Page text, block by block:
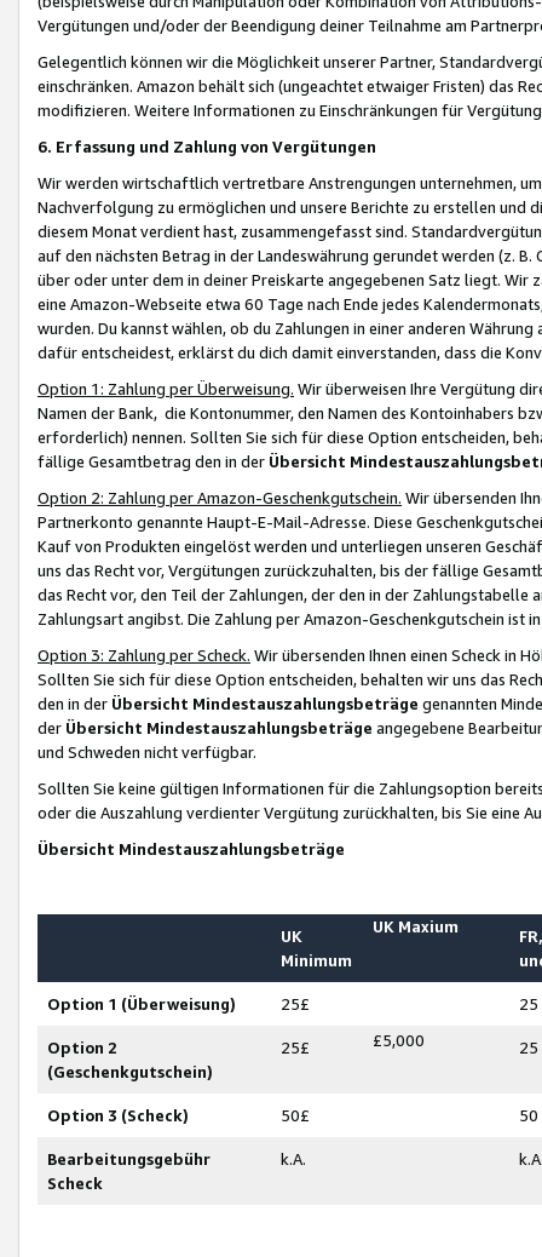
Vergütungen und/oder der Beendigung deiner Teilnahme am
Gelegentlich können wir die Möglichkeit unserer Partner,
einschränken. Amazon behält sich (ungeachtet etwaiger Fristen) das
modifizieren. Weitere Informationen zu Einschränkungen für
6. Erfassung und Zahlung von Vergütungen
Wir werden wirtschaftlich vertretbare Anstrengungen unternehmen,
Nachverfolgung zu ermöglichen und unsere Berichte zu erstellen und
diesem Monat verdient hast, zusammengefasst sind.
auf den nächsten Betrag in der Landeswährung gerundet werden (z.
über oder unter dem in deiner Preiskarte angegebenen Satz liegt.
eine Amazon-Webseite etwa 60 Tage nach Ende jedes
wurden. Du kannst wählen, ob du Zahlungen in einer anderen
dafür entscheidest, erklärst du dich damit einverstanden, dass die
Option 1: Zahlung per Überweisung. Wir überweisen Ihre Vergütung
Namen der Bank, die Kontonummer, den Namen des Kontoinhabers
erforderlich) nennen. Sollten Sie sich für diese Option entscheiden,
fällige Gesamtbetrag den in der Übersicht
Option 2: Zahlung per Amazon-Geschenkgutschein. Wir übersenden
Partnerkonto genannte Haupt-E-Mail-Adresse. Diese
Kauf von Produkten eingelöst werden und unterliegen unseren
uns das Recht vor, Vergütungen zurückzuhalten, bis der fällige
das Recht vor, den Teil der Zahlungen, der den in der
Zahlungsart angibst. Die Zahlung per Amazon-Geschenkgutschein ist
Option 3: Zahlung per Scheck. Wir übersenden Ihnen einen Scheck in
Sollten Sie sich für diese Option entscheiden, behalten wir uns das
den in der Übersicht Mindestauszahlungsbeträge genannten
der Übersicht Mindestauszahlungsbeträge angegebene
und Schweden nicht verfügbar.
Sollten Sie keine gültigen Informationen für die Zahlungsoption
oder die Auszahlung verdienter Vergütung zurückhalten, bis Sie
Übersicht Mindestauszahlungsbeträge
UK
Minimum
UK Maxium
Option 1 (Überweisung) 25£ 25
Option 2
(Geschenkgutschein)
25£ £5,000 25
Option 3 (Scheck) 50£ 50
Bearbeitungsgebühr
Scheck
k.A.